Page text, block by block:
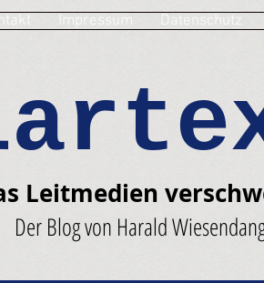
Impressum Datenschutz
Leitmedien
Der Blog von Harald